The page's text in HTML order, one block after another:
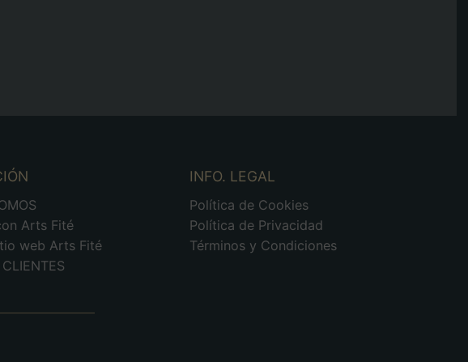
Arts Fité
web Arts Fité
INFO. LEGAL
Política de Cookies
Política de Privacidad
Términos y Condiciones